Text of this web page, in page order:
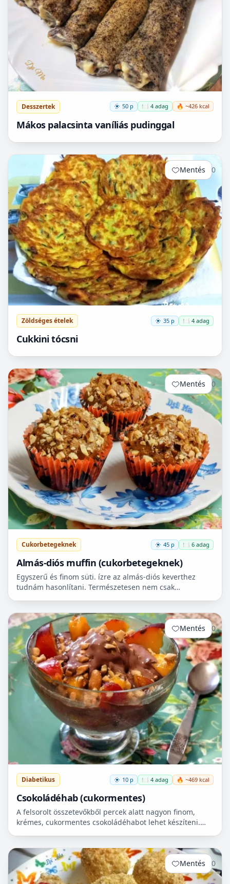
Desszertek 50 p 🍽️ 4 adag 🔥 ~426 kcal
Mákos palacsinta vaníliás pudinggal
Mentés 0
Zöldséges ételek 35 p 🍽️ 4 adag
Cukkini tócsni
Mentés 0
Cukorbetegeknek 45 p 🍽️ 6 adag
Almás-diós muffin (cukorbetegeknek)
Egyszerű és finom süti. ízre az almás-diós keverthez
tudnám hasonlítani. Természetesen nem csak
Mentés 0
Diabetikus 10 p 🍽️ 4 adag 🔥 ~469 kcal
Csokoládéhab (cukormentes)
A felsorolt összetevőkből percek alatt nagyon finom,
krémes, cukormentes csokoládéhabot lehet készíteni.
Mentés 0